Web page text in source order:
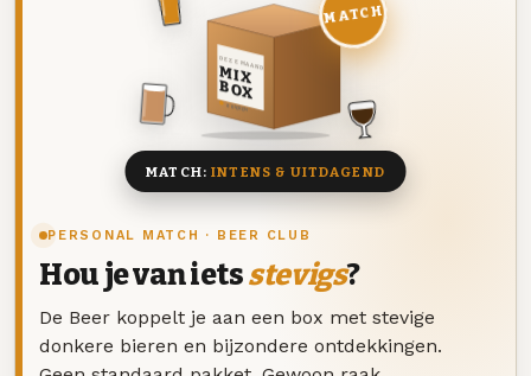
PERSONAL MATCH · BEER CLUB
Hou je van ietsstevigs?
De Beer koppelt je aan een box met stevige
donkere bieren en bijzondere ontdekkingen.
DEZE MAAND
MIX
BOX
8 BIEREN
MATCH
MATCH:INTENS & UITDAGEND